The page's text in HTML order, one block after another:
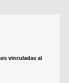
vinculadas al